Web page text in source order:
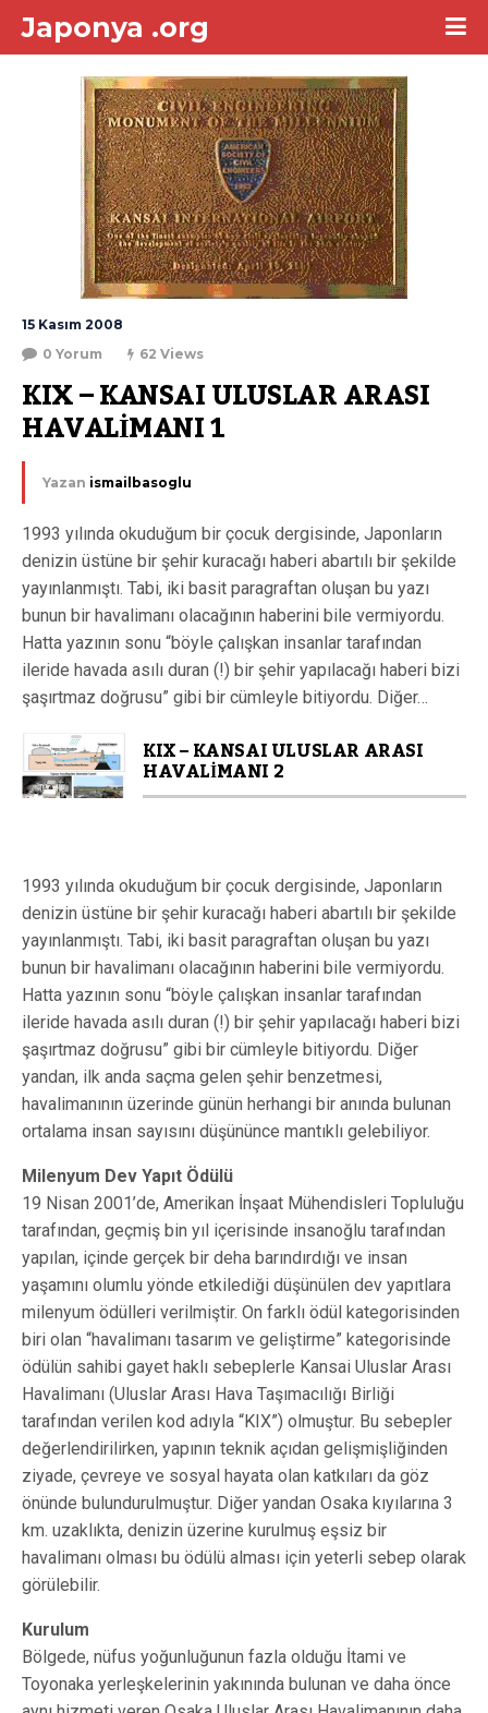
Japonya .org
15 Kasım 2008
0 Yorum
62 Views
KIX – KANSAI ULUSLAR ARASI
HAVALİMANI 1
Yazan ismailbasoglu
1993 yılında okuduğum bir çocuk dergisinde, Japonların
denizin üstüne bir şehir kuracağı haberi abartılı bir şekilde
yayınlanmıştı. Tabi, iki basit paragraftan oluşan bu yazı
bunun bir havalimanı olacağının haberini bile vermiyordu.
Hatta yazının sonu “böyle çalışkan insanlar tarafından
ileride havada asılı duran (!) bir şehir yapılacağı haberi bizi
şaşırtmaz doğrusu” gibi bir cümleyle bitiyordu. Diğer…
KIX – KANSAI ULUSLAR ARASI
HAVALİMANI 2
1993 yılında okuduğum bir çocuk dergisinde, Japonların
denizin üstüne bir şehir kuracağı haberi abartılı bir şekilde
yayınlanmıştı. Tabi, iki basit paragraftan oluşan bu yazı
bunun bir havalimanı olacağının haberini bile vermiyordu.
Hatta yazının sonu “böyle çalışkan insanlar tarafından
ileride havada asılı duran (!) bir şehir yapılacağı haberi bizi
şaşırtmaz doğrusu” gibi bir cümleyle bitiyordu. Diğer
yandan, ilk anda saçma gelen şehir benzetmesi,
havalimanının üzerinde günün herhangi bir anında bulunan
ortalama insan sayısını düşününce mantıklı gelebiliyor.
Milenyum Dev Yapıt Ödülü
19 Nisan 2001’de, Amerikan İnşaat Mühendisleri Topluluğu
tarafından, geçmiş bin yıl içerisinde insanoğlu tarafından
yapılan, içinde gerçek bir deha barındırdığı ve insan
yaşamını olumlu yönde etkilediği düşünülen dev yapıtlara
milenyum ödülleri verilmiştir. On farklı ödül kategorisinden
biri olan “havalimanı tasarım ve geliştirme” kategorisinde
ödülün sahibi gayet haklı sebeplerle Kansai Uluslar Arası
Havalimanı (Uluslar Arası Hava Taşımacılığı Birliği
tarafından verilen kod adıyla “KIX”) olmuştur. Bu sebepler
değerlendirilirken, yapının teknik açıdan gelişmişliğinden
ziyade, çevreye ve sosyal hayata olan katkıları da göz
önünde bulundurulmuştur. Diğer yandan Osaka kıyılarına 3
km. uzaklıkta, denizin üzerine kurulmuş eşsiz bir
havalimanı olması bu ödülü alması için yeterli sebep olarak
görülebilir.
Kurulum
Bölgede, nüfus yoğunluğunun fazla olduğu İtami ve
Toyonaka yerleşkelerinin yakınında bulunan ve daha önce